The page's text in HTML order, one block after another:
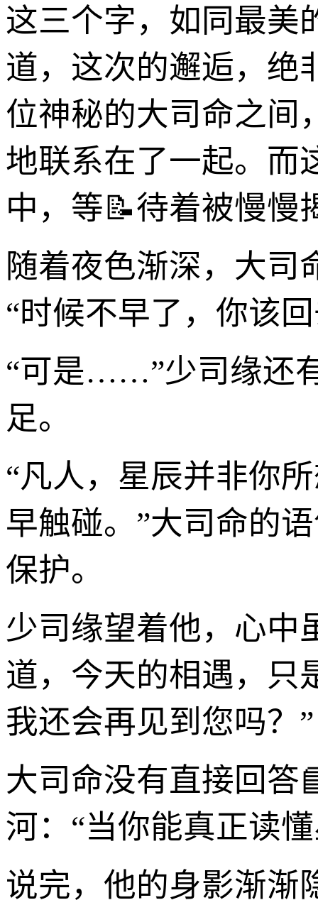
这三个字，如同最美
道，这次的邂逅，绝
位神秘的大司命之间
地联系在了一起。而
中，等📝待着被慢慢
随着夜色渐深，大司
“时候不早了，你该
“可是……”少司缘还
足。
“凡人，星辰并非你
早触碰。”大司命的
保护。
少司缘望着他，心中
道，今天的相遇，
我还会再见到您吗？”
大司命没有直接回答
河：“当你能真正读
说完，他的身影渐渐